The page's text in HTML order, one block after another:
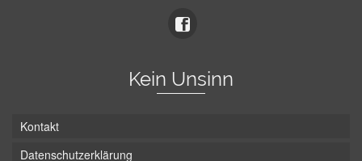
Kein Unsinn
Kontakt
Datenschutzerklärung